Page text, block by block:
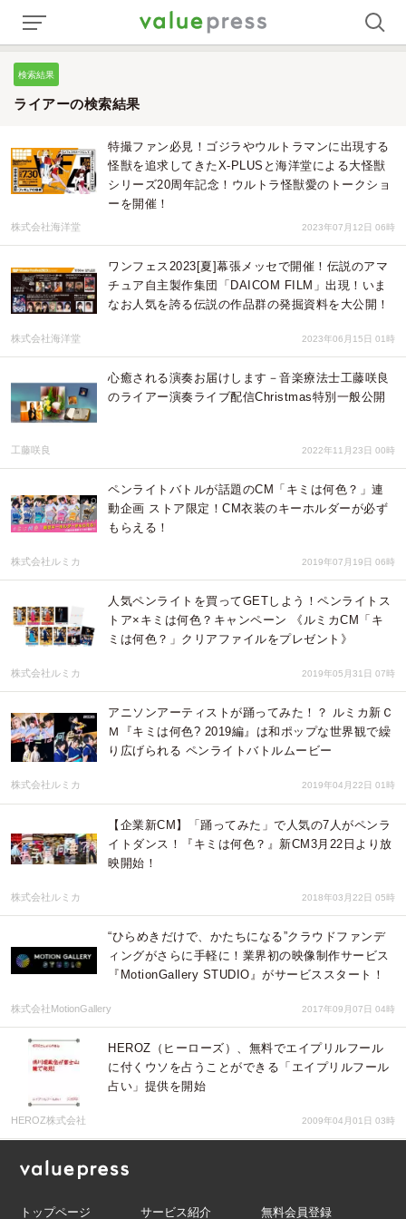
検索結果
ライアーの検索結果
特撮ファン必見！ゴジラやウルトラマンに出現する
怪獣を追求してきたX-PLUSと海洋堂による大怪獣
シリーズ20周年記念！ウルトラ怪獣愛のトークショ
ーを開催！
株式会社海洋堂 2023年07月12日 06時
ワンフェス2023[夏]幕張メッセで開催！伝説のアマ
チュア自主製作集団「DAICOM FILM」出現！いま
なお人気を誇る伝説の作品群の発掘資料を大公開！
株式会社海洋堂 2023年06月15日 01時
心癒される演奏お届けします－音楽療法士工藤咲良
のライアー演奏ライブ配信Christmas特別一般公開
工藤咲良 2022年11月23日 00時
ペンライトバトルが話題のCM「キミは何色？」連
動企画 ストア限定！CM衣装のキーホルダーが必ず
もらえる！
株式会社ルミカ 2019年07月19日 06時
人気ペンライトを買ってGETしよう！ペンライトス
トア×キミは何色？キャンペーン 《ルミカCM「キ
ミは何色？」クリアファイルをプレゼント》
株式会社ルミカ 2019年05月31日 07時
アニソンアーティストが踊ってみた！？ ルミカ新Ｃ
Ｍ『キミは何色? 2019編』は和ポップな世界観で繰
り広げられる ペンライトバトルムービー
株式会社ルミカ 2019年04月22日 01時
【企業新CM】「踊ってみた」で人気の7人がペンラ
イトダンス！『キミは何色？』新CM3月22日より放
映開始！
株式会社ルミカ 2018年03月22日 05時
“ひらめきだけで、かたちになる”クラウドファンデ
ィングがさらに手軽に！業界初の映像制作サービス
『MotionGallery STUDIO』がサービススタート！
株式会社MotionGallery 2017年09月07日 04時
HEROZ（ヒーローズ）、無料でエイプリルフール
に付くウソを占うことができる「エイプリルフール
占い」提供を開始
HEROZ株式会社 2009年04月01日 03時
トップページ サービス紹介 無料会員登録